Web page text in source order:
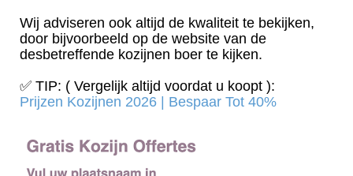
Wij adviseren ook altijd de kwaliteit te bekijken,
door bijvoorbeeld op de website van de
desbetreffende kozijnen boer te kijken.
✅ TIP: ( Vergelijk altijd voordat u koopt ):
Prijzen Kozijnen 2026 | Bespaar Tot 40%‎